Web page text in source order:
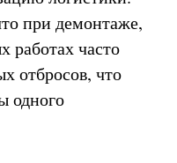
при демонтаже,
работах часто
отбросов, что
одного